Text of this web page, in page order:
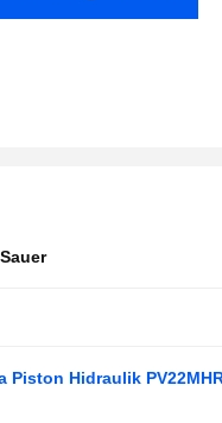
Piston Hidraulik